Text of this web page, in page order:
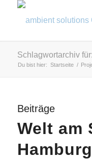
Schlagwortarchiv
Du bist hier: Startseite /
Beiträge
Welt am
Hamburg